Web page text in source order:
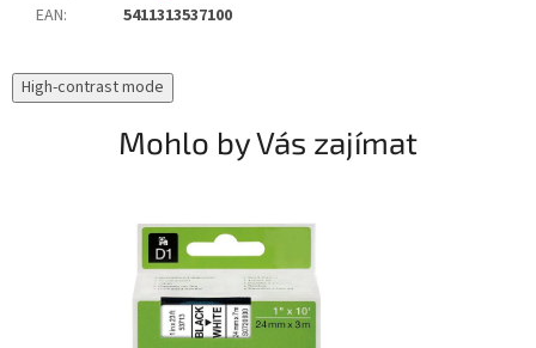
EAN: 5411313537100
High-contrast mode
Mohlo by Vás zajímat